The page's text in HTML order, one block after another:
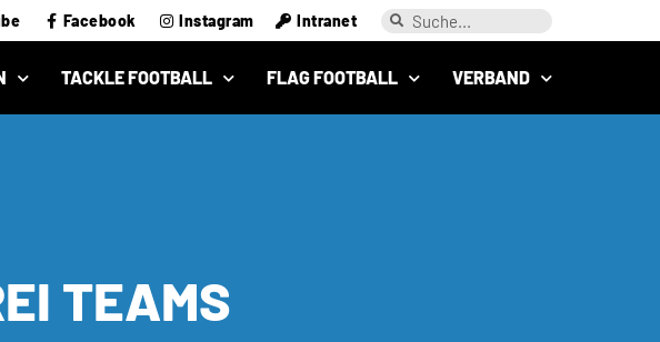
Facebook Instagram Intranet
TACKLE FOOTBALL FLAG FOOTBALL VERBAND
TEAMS